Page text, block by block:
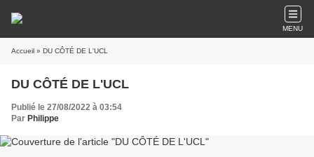
MENU
Accueil » DU CÔTÉ DE L'UCL
DU CÔTÉ DE L'UCL
Publié le 27/08/2022 à 03:54
Par Philippe